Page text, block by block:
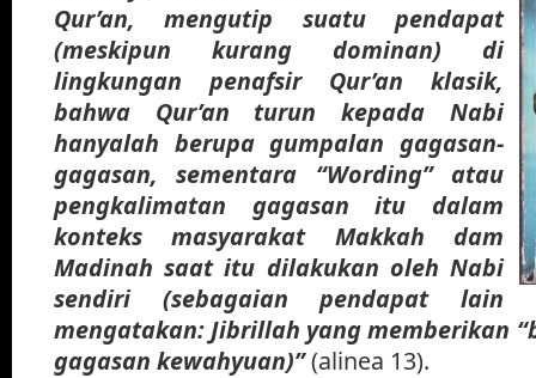
Qur’an, mengutip suatu pendapat
(meskipun kurang dominan) di
lingkungan penafsir Qur’an klasik,
bahwa Qur’an turun kepada Nabi
hanyalah berupa gumpalan gagasan-
gagasan, sementara “Wording” atau
pengkalimatan gagasan itu dalam
konteks masyarakat Makkah dam
Madinah saat itu dilakukan oleh Nabi
sendiri (sebagaian pendapat lain
mengatakan: Jibrillah yang memberikan
gagasan kewahyuan)”(alinea 13).